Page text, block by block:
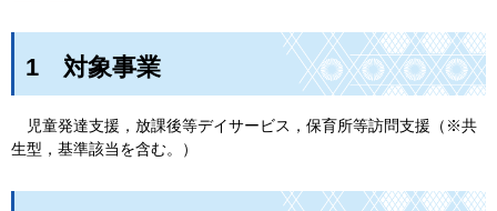
1 対象事業
児童発達支援，放課後等デイサービス，保育所等訪問支援（※共
生型，基準該当を含む。）